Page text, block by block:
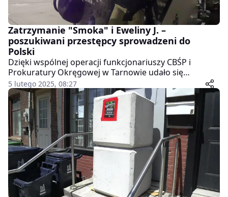
Zatrzymanie "Smoka" i Eweliny J. –
poszukiwani przestępcy sprowadzeni do
Polski
Dzięki wspólnej operacji funkcjonariuszy CBŚP i
Prokuratury Okręgowej w Tarnowie udało się
zatrzymać i sprowadzić do Polski Michała J., ps. "Smok"
oraz Ewelinę J. Oboje byli poszukiwani na podstawie
Europejskich Nakazów Aresztowania, Czerwonej Noty
Interpolu oraz listów gończych.
5 lutego 2025, 08:27